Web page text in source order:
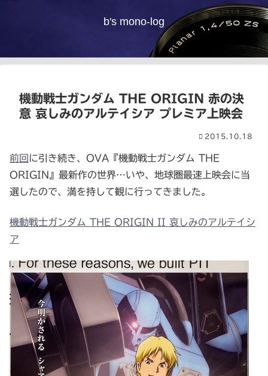
b's mono-log
機動戦士ガンダム THE ORIGIN 赤の決
意 哀しみのアルテイシア プレミア上映会
2015.10.18
前回 に引き続き、OVA『機動戦士ガンダム THE
ORIGIN』最新作の世界…いや、地球圏最速上映会に当
選したので、満を持して観に行ってきました。
機動戦士ガンダム THE ORIGIN II 哀しみのアルテイシ
ア